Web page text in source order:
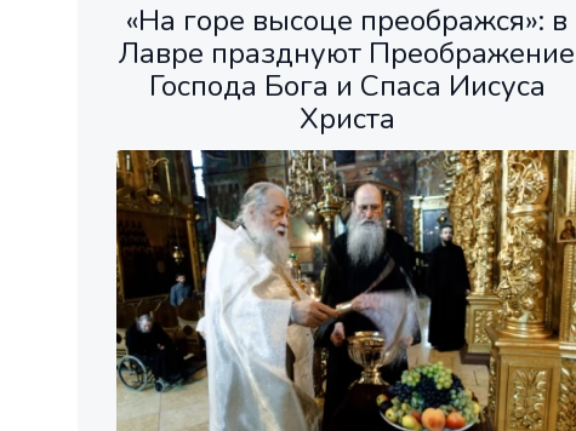
«На горе высоце преображся»: в
Лавре празднуют Преображение
Господа Бога и Спаса Иисуса
Христа